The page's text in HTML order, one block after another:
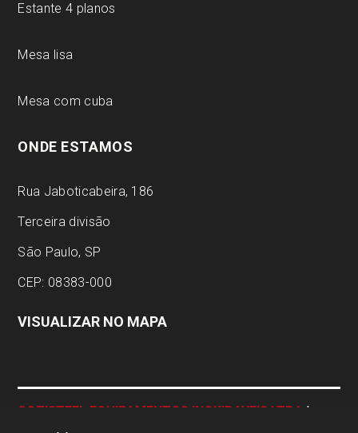
Estante 4 planos
Mesa lisa
Mesa com cuba
ONDE ESTAMOS
Rua Jaboticabeira, 186
Terceira divisão
São Paulo, SP
CEP: 08383-000
VISUALIZAR NO MAPA
COZISTEEL EQUIPAMENTOS INOXIDAVEIS LTDA |